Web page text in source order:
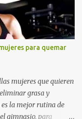
para quemar
mujeres que quieren
grasa y
la mejor rutina de
gimnasio, para